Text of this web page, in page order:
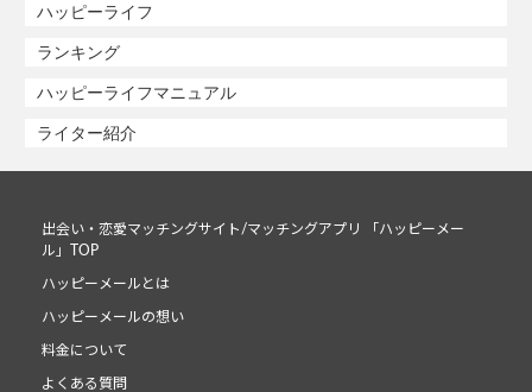
ハッピーライフ
ランキング
ハッピーライフマニュアル
ライター紹介
出会い・恋愛マッチングサイト/マッチングアプリ 「ハッピーメー
ル」TOP
ハッピーメールとは
ハッピーメールの想い
料金について
よくある質問